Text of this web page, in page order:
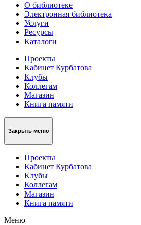
О библиотеке
Электронная библиотека
Услуги
Ресурсы
Каталоги
Проекты
Кабинет Курбатова
Клубы
Коллегам
Магазин
Книга памяти
Закрыть меню
Проекты
Кабинет Курбатова
Клубы
Коллегам
Магазин
Книга памяти
Меню